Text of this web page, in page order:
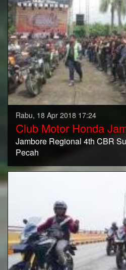
Rabu, 18 Apr 2018 17:24
Club Motor Honda
Jambore Regional 4th CBR
Pecah